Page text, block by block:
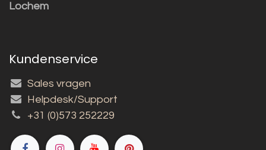
Lochem
Kundenservice
Sales vragen
Helpdesk/Support
+31 (0)573 252229